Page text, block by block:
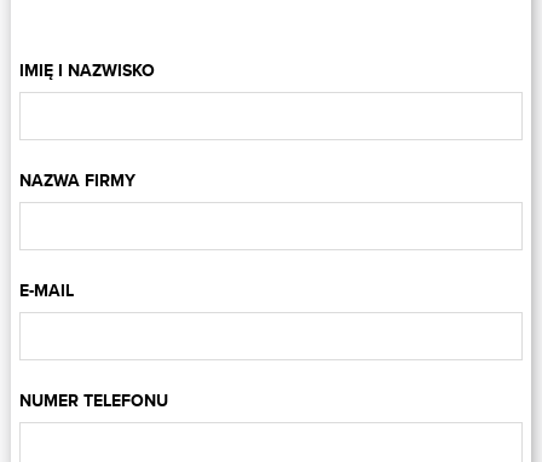
IMIĘ I NAZWISKO
NAZWA FIRMY
E-MAIL
NUMER TELEFONU